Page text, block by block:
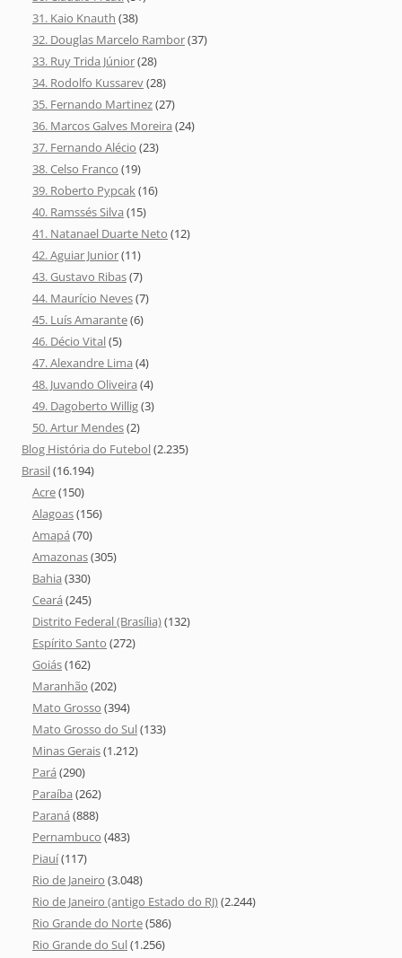
31. Kaio Knauth (38)
32. Douglas Marcelo Rambor(37)
33. Ruy Trida Júnior(28)
34. Rodolfo Kussarev(28)
35. Fernando Martinez(27)
36. Marcos Galves Moreira (24)
37. Fernando Alécio (23)
38. Celso Franco (19)
39. Roberto Pypcak(16)
40. Ramssés Silva (15)
41. Natanael Duarte Neto (12)
42. Aguiar Junior(11)
43. Gustavo Ribas(7)
44. Maurício Neves(7)
45. Luís Amarante(6)
46. Décio Vital(5)
47. Alexandre Lima (4)
48. Juvando Oliveira (4)
49. Dagoberto Willig(3)
50. Artur Mendes(2)
Blog História do Futebol(2.235)
Brasil(16.194)
Acre(150)
Alagoas(156)
Amapá (70)
Amazonas(305)
Bahia (330)
Ceará (245)
Distrito Federal (Brasília)(132)
Espírito Santo (272)
Goiás(162)
Maranhão (202)
Mato Grosso (394)
Mato Grosso do Sul(133)
Minas Gerais(1.212)
Pará (290)
Paraíba (262)
Paraná (888)
Pernambuco (483)
Piauí(117)
Rio de Janeiro (3.048)
Rio de Janeiro (antigo Estado do RJ)(2.244)
Rio Grande do Norte(586)
Rio Grande do Sul(1.256)